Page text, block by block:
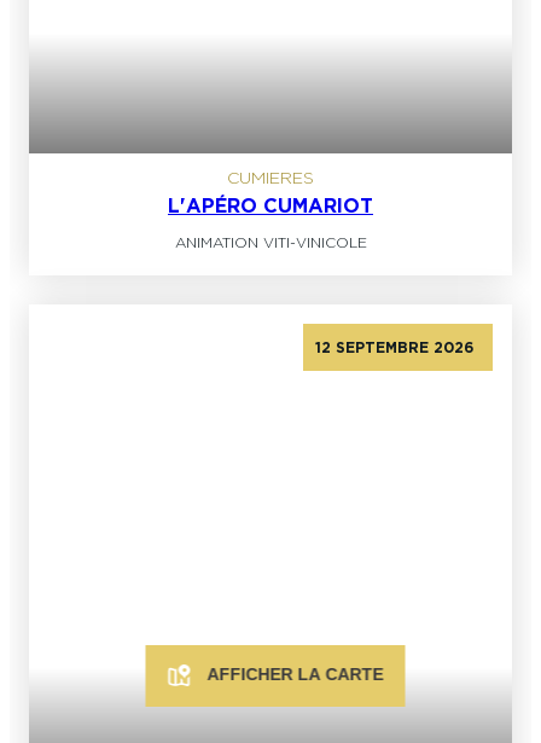
AFFICHER LA CARTE
CUMIERES
L'APÉRO CUMARIOT
ANIMATION VITI-VINICOLE
12 SEPTEMBRE 2026